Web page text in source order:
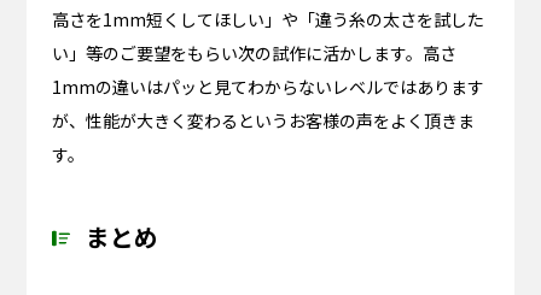
高さを1mm短くしてほしい」や「違う糸の太さを試した
い」等のご要望をもらい次の試作に活かします。高さ
1mmの違いはパッと見てわからないレベルではあります
が、性能が大きく変わるというお客様の声をよく頂きま
す。
まとめ